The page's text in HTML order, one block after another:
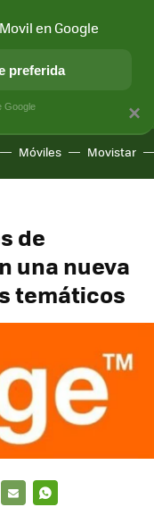
APLICACIONES
Móviles Movistar
de
una nueva
temáticos
×
en Google
preferida
Google